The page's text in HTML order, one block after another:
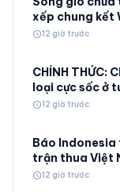
xếp chung kết
schedule12 giờ trước
CHÍNH THỨC:
loại cực sốc ở
schedule12 giờ trước
Báo Indonesia
trận thua Việt
schedule12 giờ trước